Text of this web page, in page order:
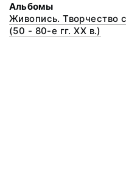
Альбомы
Живопись. Творчество
(50 - 80-е гг. XX в.)